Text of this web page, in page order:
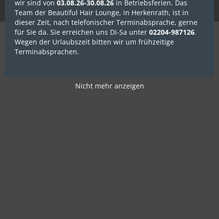
wir sind von 03.08.26-30.08.26 in Betriebsferien. Das
Team der Beautiful Hair Lounge, in Herkenrath, ist in
dieser Zeit, nach telefonischer Terminabsprache, gerne
für Sie da. Sie erreichen uns Di-Sa unter 02204-987126.
Wegen der Urlaubszeit bitten wir um frühzeitige
Terminabsprachen.
Nicht mehr anzeigen